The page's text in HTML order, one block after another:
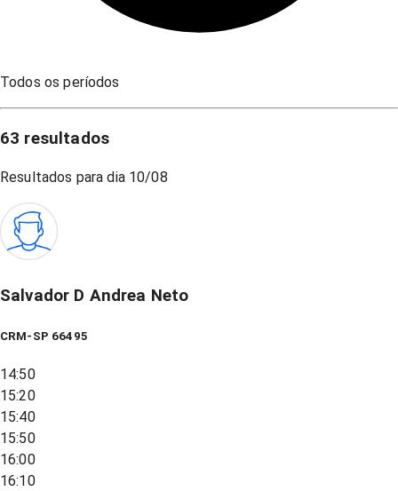
Todos os períodos
63 resultados
Resultados para dia 10/08
Salvador D Andrea Neto
CRM-SP 66495
14:50
15:20
15:40
15:50
16:00
16:10